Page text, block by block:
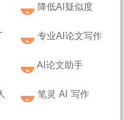
降低AI疑似度
专业AI论文写作
AI论文助手
笔灵 AI 写作